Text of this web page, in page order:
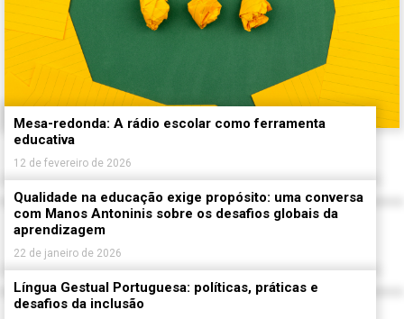
Mesa-redonda: A rádio escolar como ferramenta
educativa
12 de fevereiro de 2026
Qualidade na educação exige propósito: uma conversa
com Manos Antoninis sobre os desafios globais da
aprendizagem
22 de janeiro de 2026
Língua Gestual Portuguesa: políticas, práticas e
desafios da inclusão